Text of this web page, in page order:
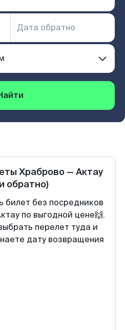
Храброво— Актау
обратно)
билет без посредников
по выгодной цене🙌.
перелет туда и
дату возвращения